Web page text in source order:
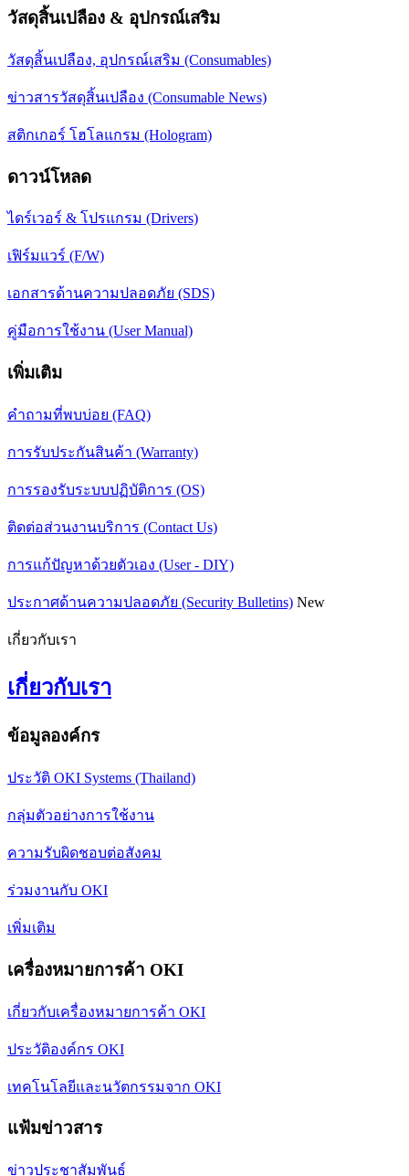
วัสดุสิ้นเปลือง & อุปกรณ์เสริม
วัสดุสิ้นเปลือง, อุปกรณ์เสริม (Consumables)
ข่าวสารวัสดุสิ้นเปลือง (Consumable News)
สติกเกอร์ โฮโลแกรม (Hologram)
ดาวน์โหลด
ไดร์เวอร์ & โปรแกรม (Drivers)
เฟิร์มแวร์ (F/W)
เอกสารด้านความปลอดภัย (SDS)
คู่มือการใช้งาน (User Manual)
เพิ่มเติม
คำถามที่พบบ่อย (FAQ)
การรับประกันสินค้า (Warranty)
การรองรับระบบปฏิบัติการ (OS)
ติดต่อส่วนงานบริการ (Contact Us)
การแก้ปัญหาด้วยตัวเอง (User - DIY)
ประกาศด้านความปลอดภัย (Security Bulletins) New
เกี่ยวกับเรา
เกี่ยวกับเรา
ข้อมูลองค์กร
ประวัติ OKI Systems (Thailand)
กลุ่มตัวอย่างการใช้งาน
ความรับผิดชอบต่อสังคม
ร่วมงานกับ OKI
เพิ่มเติม
เครื่องหมายการค้า OKI
เกี่ยวกับเครื่องหมายการค้า OKI
ประวัติองค์กร OKI
เทคโนโลยีและนวัตกรรมจาก OKI
แฟ้มข่าวสาร
ข่าวประชาสัมพันธ์